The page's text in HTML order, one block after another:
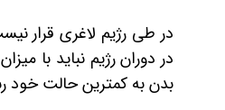
در طی رژیم لاغری قرار
در دوران رژیم نباید با
بدن به کمترین حالت